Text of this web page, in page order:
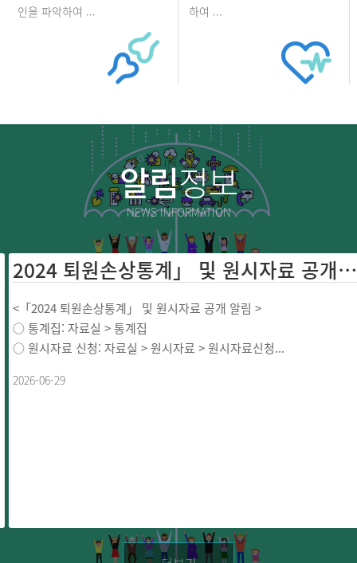
인을 파악하여 ...
하여 ...
알림정보
NEWS INFORMATION
2024 퇴원손상통계」 및 원시자료 공개 ...
<「2024 퇴원손상통계」 및 원시자료 공개 알림 >
○ 통계집: 자료실 > 통계집
○ 원시자료 신청: 자료실 > 원시자료 > 원시자료신청...
2026-06-29